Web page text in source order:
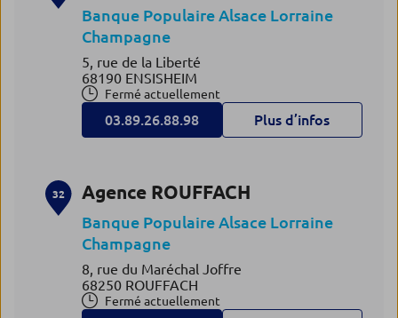
Banque Populaire Alsace Lorraine
Champagne
5, rue de la Liberté
68190 ENSISHEIM
Fermé actuellement
03.89.26.88.98 Plus d’infos
32 Agence ROUFFACH
Banque Populaire Alsace Lorraine
Champagne
8, rue du Maréchal Joffre
68250 ROUFFACH
Fermé actuellement